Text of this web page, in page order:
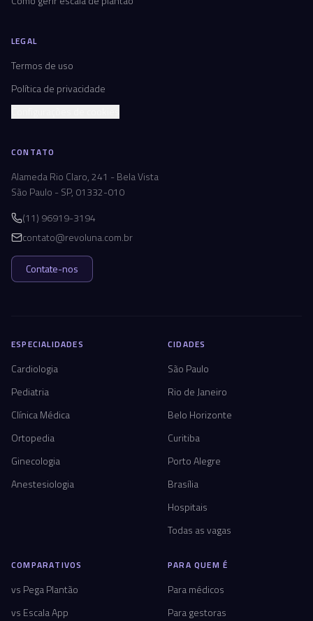
LEGAL
Termos de uso
Política de privacidade
CONTATO
Alameda Rio Claro, 241 - Bela Vista
São Paulo - SP, 01332-010
(11) 96919-3194
contato@revoluna.com.br
Contate-nos
ESPECIALIDADES
Cardiologia
Pediatria
Clínica Médica
Ortopedia
Ginecologia
Anestesiologia
CIDADES
São Paulo
Rio de Janeiro
Belo Horizonte
Curitiba
Porto Alegre
Brasília
Hospitais
Todas as vagas
COMPARATIVOS
vs Pega Plantão
vs Escala App
PARA QUEM É
Para médicos
Para gestoras